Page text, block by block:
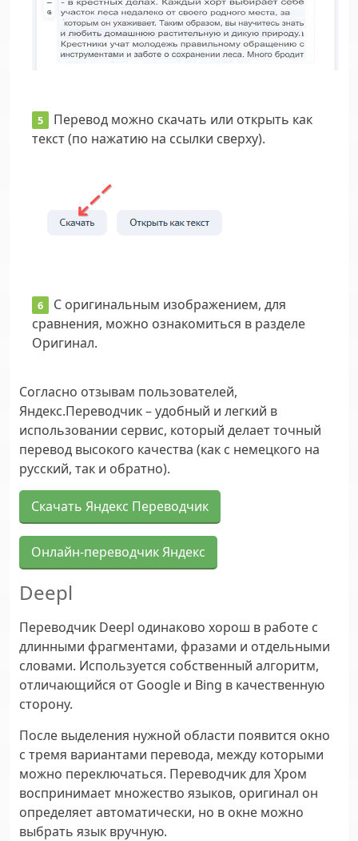
Перевод можно скачать или открыть как
текст (по нажатию на ссылки сверху).
С оригинальным изображением, для
сравнения, можно ознакомиться в разделе
Оригинал.
Согласно отзывам пользователей,
Яндекс.Переводчик – удобный и легкий в
использовании сервис, который делает точный
перевод высокого качества (как с немецкого на
русский, так и обратно).
Скачать Яндекс Переводчик
Онлайн-переводчик Яндекс
Deepl
Переводчик Deepl одинаково хорош в работе с
длинными фрагментами, фразами и отдельными
словами. Используется собственный алгоритм,
отличающийся от Google и Bing в качественную
сторону.
После выделения нужной области появится окно
с тремя вариантами перевода, между которыми
можно переключаться. Переводчик для Хром
воспринимает множество языков, оригинал он
определяет автоматически, но в окне можно
выбрать язык вручную.